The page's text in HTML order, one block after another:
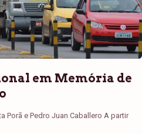
em Memória de
Porã e Pedro Juan Caballero A partir